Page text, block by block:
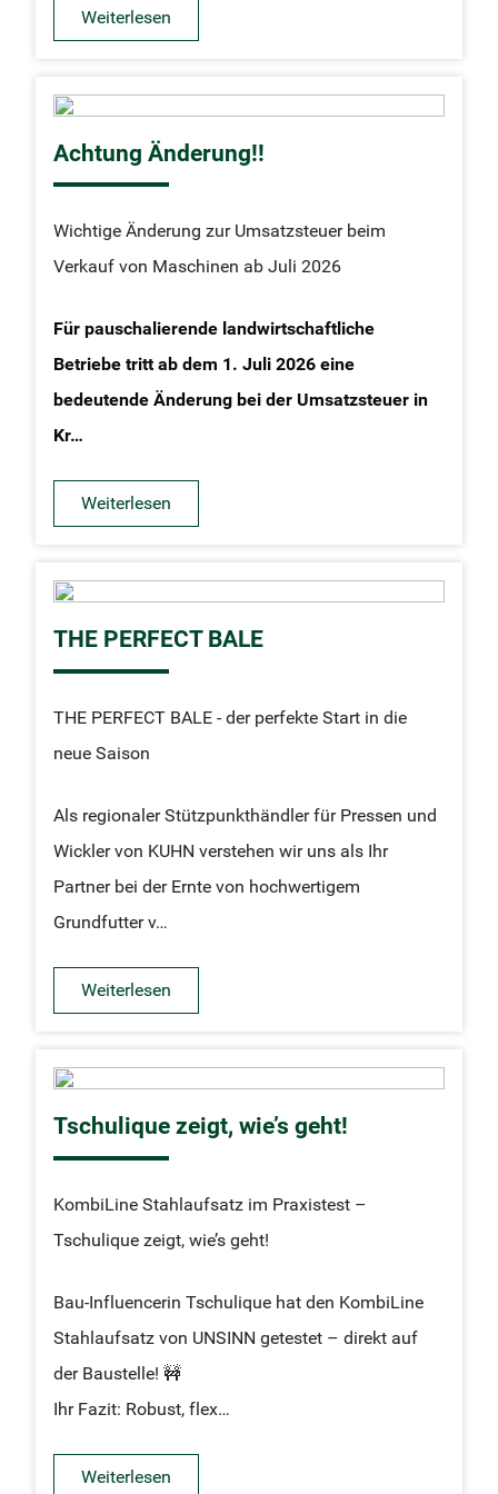
Weiterlesen
Achtung Änderung!!
Wichtige Änderung zur Umsatzsteuer beim
Verkauf von Maschinen ab Juli 2026
Für pauschalierende landwirtschaftliche
Betriebe tritt ab dem 1. Juli 2026 eine
bedeutende Änderung bei der Umsatzsteuer in
Kr…
Weiterlesen
THE PERFECT BALE
THE PERFECT BALE - der perfekte Start in die
neue Saison
Als regionaler Stützpunkthändler für Pressen und
Wickler von KUHN verstehen wir uns als Ihr
Partner bei der Ernte von hochwertigem
Grundfutter v…
Weiterlesen
Tschulique zeigt, wie’s geht!
KombiLine Stahlaufsatz im Praxistest –
Tschulique zeigt, wie’s geht!
Bau-Influencerin Tschulique hat den KombiLine
Stahlaufsatz von UNSINN getestet – direkt auf
der Baustelle! 🚧
Ihr Fazit: Robust, flex…
Weiterlesen